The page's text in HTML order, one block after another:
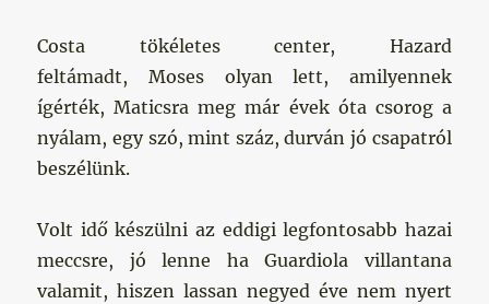
Costa tökéletes center, Hazard
feltámadt, Moses olyan lett, amilyennek
ígérték, Maticsra meg már évek óta csorog a
nyálam, egy szó, mint száz, durván jó csapatról
beszélünk.
Volt idő készülni az eddigi legfontosabb hazai
meccsre, jó lenne ha Guardiola villantana
valamit, hiszen lassan negyed éve nem nyert